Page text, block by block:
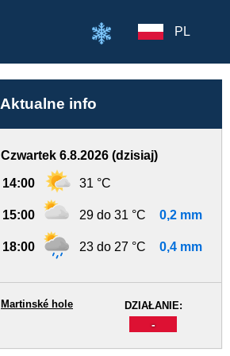
PL
Aktualne info
Czwartek 6.8.2026 (dzisiaj)
14:00 31 °C
15:00 29 do 31 °C 0,2 mm
18:00 23 do 27 °C 0,4 mm
DZIAŁANIE:
-
Martinské hole